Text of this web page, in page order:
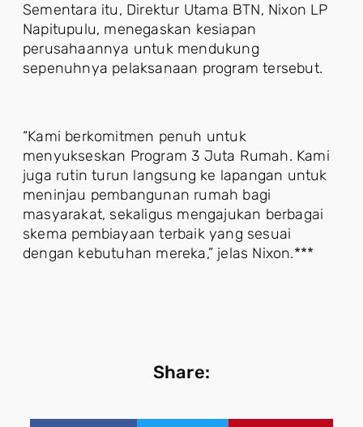
Sementara itu, Direktur Utama BTN, Nixon LP
Napitupulu, menegaskan kesiapan
perusahaannya untuk mendukung
sepenuhnya pelaksanaan program tersebut.
“Kami berkomitmen penuh untuk
menyukseskan Program 3 Juta Rumah. Kami
juga rutin turun langsung ke lapangan untuk
meninjau pembangunan rumah bagi
masyarakat, sekaligus mengajukan berbagai
skema pembiayaan terbaik yang sesuai
dengan kebutuhan mereka,” jelas Nixon.***
Share: